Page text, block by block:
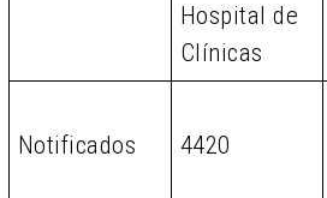
Hospital de
Clínicas
Notificados 4420